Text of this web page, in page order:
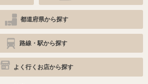
都道府県から探す
路線・駅から探す
よく行くお店から探す